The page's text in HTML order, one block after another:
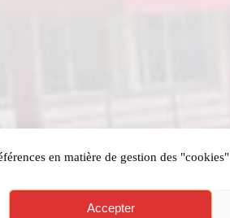
en matière de gestion des "cookies"
Accepter